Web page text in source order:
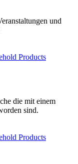
und
Products
die mit einem
sind.
Products